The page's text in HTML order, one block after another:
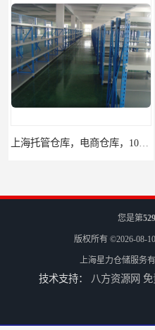
上海托管仓库，电商仓库，10平起租 杨浦区
您是第
版权所有 ©2026-08-10
上海星力仓储服务
技术支持： 八方资源网